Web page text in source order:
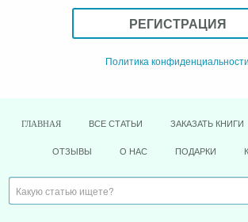
РЕГИСТРАЦИЯ
Политика конфиденциальности
ГЛАВНАЯ ВСЕ СТАТЬИ ЗАКАЗАТЬ КНИГИ
ОТЗЫВЫ О НАС ПОДАРКИ